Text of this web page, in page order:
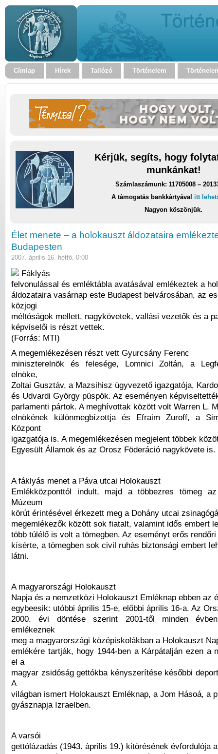
Címlap Hírek Tallózó Történelem
Kérjük, segíts, hogy
munkánkat!
Számlaszámunk: 11705008 –
A támogatás bankkártyával itt
Nagyon köszönjük.
Élet menete – a holokauszt áldozataira
Budapesten
2007. április 16. hétfő, 0:00
Fáklyás
felvonulással és emléktábla avatásával emlékeztek a
áldozataira vasárnap este Budapest belvárosában, az
közjogi
méltóságok mellett, nagykövetek, vallási vezetők és a
képviselői is részt vettek.
(Forrás: MTI)
A megemlékezésen részt vett Gyurcsány Ferenc
miniszterelnök és felesége, Lomnici Zoltán, a
elnöke,
Zoltai Gusztáv, a Mazsihisz ügyvezető igazgatója,
és Udvardi György püspök. Az eseményen
parlamenti pártok. A meghívottak között volt Warren L.
elnökének különmegbízottja és Efraim Zuroff, a
Központ
igazgatója is. A megemlékezésen megjelent többek
Egyesült Államok és az Orosz Föderáció nagykövete is.
A fáklyás menet a Páva utcai Holokauszt
Emlékközponttól indult, majd a többezres tömeg
Múzeum
körút érintésével érkezett meg a Dohány utcai
megemlékezők között sok fiatalt, valamint idős embert
több túlélő is volt a tömegben. Az eseményt erős
kísérte, a tömegben sok civil ruhás biztonsági embert
látni.
A magyarországi Holokauszt
Napja és a nemzetközi Holokauszt Emléknap ebben az
egybeesik: utóbbi április 15-e, előbbi április 16-a. Az
2000. évi döntése szerint 2001-től minden
emlékeznek
meg a magyarországi középiskolákban a Holokauszt
emlékére tartják, hogy 1944-ben a Kárpátalján ezen a
el a
magyar zsidóság gettókba kényszerítése későbbi
A
világban ismert Holokauszt Emléknap, a Jom Hásoá, a
gyásznapja Izraelben.
A varsói
gettólázadás (1943. április 19.) kitörésének évfordulója